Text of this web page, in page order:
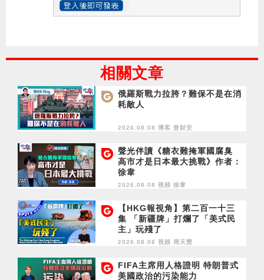
相關文章
俄羅斯戰力拉胯？難保不是在消
耗敵人
2026.08.08 博客 曾財安
聲光伴讀《糖衣難掩軍國腐臭
高市才是日本最大挑戰》作者：
徐韋
2026.08.08 視頻 徐韋
【HKG報視角】第二百一十三
集 「新疆牌」打爛了「美式民
主」玩殘了
2026.08.08 視頻 周天慧
FIFA主席用人格證明 特朗普式
美國政治的污染能力